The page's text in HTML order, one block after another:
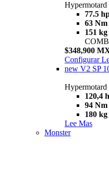
77.5
63 Nm
151 kg
$348,900
Configurar
new V2 SP
Hypermotard
120,4
94 Nm
180 kg
Lee Mas
Monster